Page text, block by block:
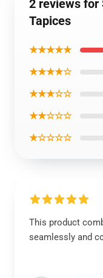
2 reviews for
Tapices
★★★★★
★★★★☆
★★★☆☆
★★☆☆☆
★☆☆☆☆
This product
seamlessly and